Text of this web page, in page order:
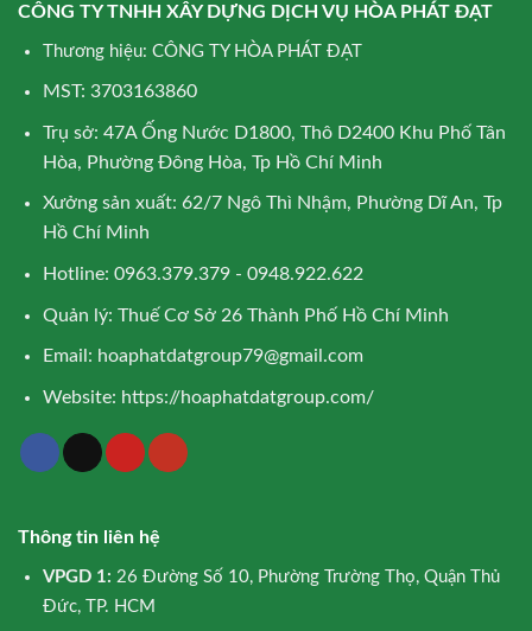
CÔNG TY TNHH XÂY DỰNG DỊCH VỤ HÒA PHÁT ĐẠT
Thương hiệu: CÔNG TY HÒA PHÁT ĐẠT
MST: 3703163860
Trụ sở: 47A Ống Nước D1800, Thô D2400 Khu Phố Tân
Hòa, Phường Đông Hòa, Tp Hồ Chí Minh
Xưởng sản xuất: 62/7 Ngô Thì Nhậm, Phường Dĩ An, Tp
Hồ Chí Minh
Hotline: 0963.379.379 - 0948.922.622
Quản lý: Thuế Cơ Sở 26 Thành Phố Hồ Chí Minh
Email: hoaphatdatgroup79@gmail.com
Website: https://hoaphatdatgroup.com/
Thông tin liên hệ
VPGD 1: 26 Đường Số 10, Phường Trường Thọ, Quận Thủ
Đức, TP. HCM